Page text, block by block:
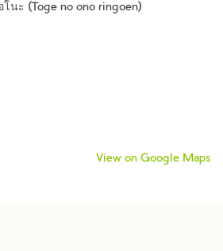
นะ (Toge no ono ringoen)
View on Google Maps